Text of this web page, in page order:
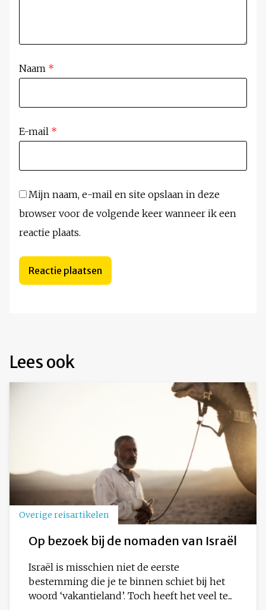
Naam *
E-mail *
Mijn naam, e-mail en site opslaan in deze
browser voor de volgende keer wanneer ik een
reactie plaats.
Lees ook
Overige reisartikelen
Op bezoek bij de nomaden van Israël
Israël is misschien niet de eerste
bestemming die je te binnen schiet bij het
woord ‘vakantieland’. Toch heeft het veel te...